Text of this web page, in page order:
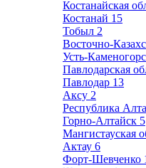
Костанайская
Костанай 15
Тобыл 2
Восточно-
Усть-
Павлодарская
Павлодар 13
Аксу 2
Республика
Горно-Алтайск 5
Мангистауская
Актау 6
Форт-Шевченко